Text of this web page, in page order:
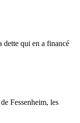
dette qui en a financé
Fessenheim, les